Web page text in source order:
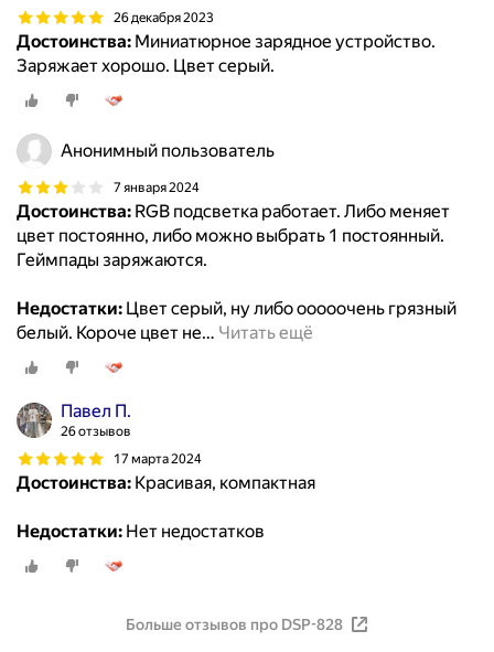
26 декабря 2023
Достоинства: Миниатюрное зарядное устройство.
Заряжает хорошо. Цвет серый.
Анонимный пользователь
7 января 2024
Достоинства: RGB подсветка работает. Либо меняет
цвет постоянно, либо можно выбрать 1 постоянный.
Геймпады заряжаются.
Недостатки: Цвет серый, ну либо ооооочень грязный
белый. Короче цвет не… Читать ещё
Павел П.
26 отзывов
17 марта 2024
Достоинства: Красивая, компактная
Недостатки: Нет недостатков
Больше отзывов про DSP-828